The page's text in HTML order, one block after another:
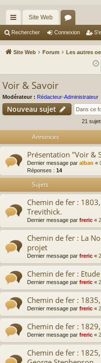
cc
ès
Site Web
or
u
Rechercher Connexion
Site Web Forum Les autres
Voir & Savoir
Modérateur : Rédacteur-Administrateur
Nouveau sujet
21
Annonces
Présentation "Voir &
Dernier message par alban «
Réponses : 14
Sujets
Chemin de fer :
Trevithick.
Dernier message par freric «
Chemin de fer : La
projet
Dernier message par freric «
Chemin de fer :
Dernier message par freric «
Chemin de fer :
Dernier message par freric «
Chemin de fer :
Dernier message par freric «
Chemin de fer :